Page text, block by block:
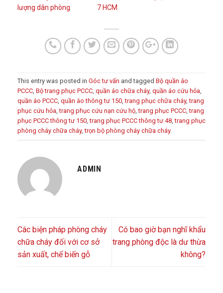
lượng dân phòng
7 HCM
This entry was posted in Góc tư vấn and tagged Bộ quần áo
PCCC, Bộ trang phục PCCC, quần áo chữa cháy, quần áo cứu hỏa,
quần áo PCCC, quần áo thông tư 150,trang phục chữa cháy,trang
phục cứu hỏa,trang phục cứu nạn cứu hộ,trang phục PCCC,trang
phục PCCC thông tư 150,trang phục PCCC thông tư 48,trang phục
phòng cháy chữa cháy,trọn bộ phòng cháy chữa cháy.
ADMIN
Các biện pháp phòng cháy
chữa cháy đối với cơ sở
sản xuất, chế biến gỗ
Có bao giờ bạn nghĩ khẩu
trang phòng độc là dư thừa
không?